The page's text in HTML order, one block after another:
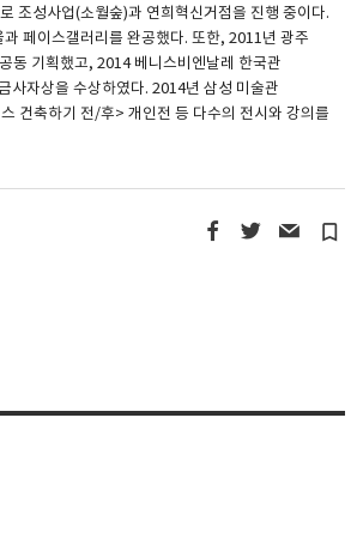
조성사업(소월숲)과 연희혁신거점을 진행 중이다.
페이스갤러리를 완공했다. 또한, 2011년 광주
동 기획했고, 2014 베니스비엔날레 한국관
사자상을 수상하였다. 2014년 삼성 미술관
건축하기 전/후> 개인전 등 다수의 전시와 강의를
turned_in_not